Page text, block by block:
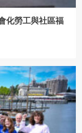
化勞工與社區福